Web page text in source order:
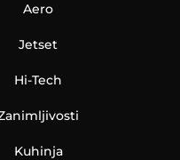
Aero
Jetset
Hi-Tech
Kuhinja